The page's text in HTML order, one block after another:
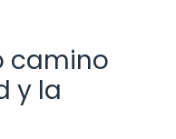
camino
y la